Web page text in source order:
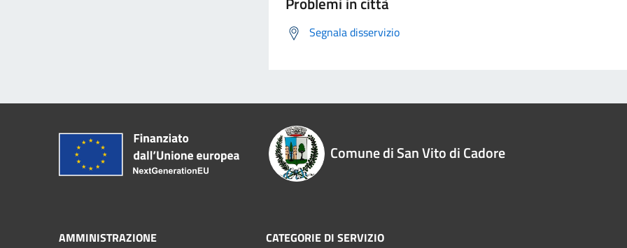
Segnala disservizio
Comune di San Vito di Cadore
AMMINISTRAZIONE CATEGORIE DI SERVIZIO